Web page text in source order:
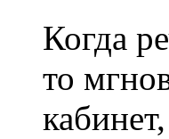
Когда
то